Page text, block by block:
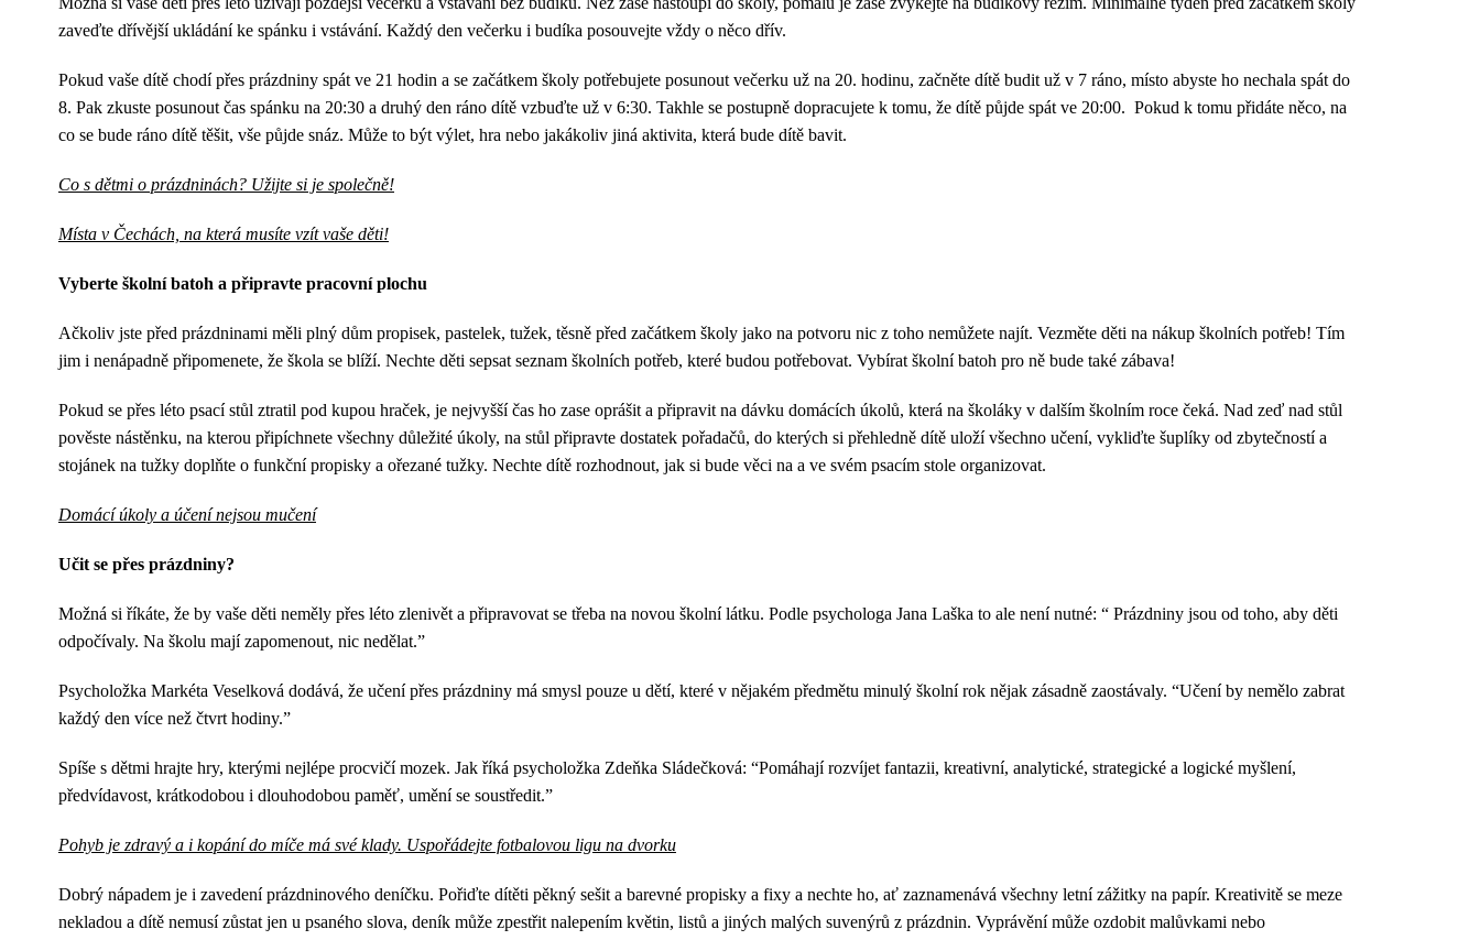
zaveďte dřívější ukládání ke spánku i vstávání. Každý den večerku i budíka posouvejte vždy o něco dřív.
Pokud vaše dítě chodí přes prázdniny spát ve 21 hodin a se začátkem školy potřebujete posunout večerku už na 20. hodinu, začněte dítě budit už v 7 ráno, místo abyste ho nechala spát do
8. Pak zkuste posunout čas spánku na 20:30 a druhý den ráno dítě vzbuďte už v 6:30. Takhle se postupně dopracujete k tomu, že dítě půjde spát ve 20:00. Pokud k tomu přidáte něco, na
co se bude ráno dítě těšit, vše půjde snáz. Může to být výlet, hra nebo jakákoliv jiná aktivita, která bude dítě bavit.
Co s dětmi o prázdninách? Užijte si je společně!
Místa v Čechách, na která musíte vzít vaše děti!
Vyberte školní batoh a připravte pracovní plochu
Ačkoliv jste před prázdninami měli plný dům propisek, pastelek, tužek, těsně před začátkem školy jako na potvoru nic z toho nemůžete najít. Vezměte děti na nákup školních potřeb! Tím
jim i nenápadně připomenete, že škola se blíží. Nechte děti sepsat seznam školních potřeb, které budou potřebovat. Vybírat školní batoh pro ně bude také zábava!
Pokud se přes léto psací stůl ztratil pod kupou hraček, je nejvyšší čas ho zase oprášit a připravit na dávku domácích úkolů, která na školáky v dalším školním roce čeká. Nad zeď nad stůl
pověste nástěnku, na kterou připíchnete všechny důležité úkoly, na stůl připravte dostatek pořadačů, do kterých si přehledně dítě uloží všechno učení, vykliďte šuplíky od zbytečností a
stojánek na tužky doplňte o funkční propisky a ořezané tužky. Nechte dítě rozhodnout, jak si bude věci na a ve svém psacím stole organizovat.
Domácí úkoly a účení nejsou mučení
Učit se přes prázdniny?
Možná si říkáte, že by vaše děti neměly přes léto zlenivět a připravovat se třeba na novou školní látku. Podle psychologa Jana Laška to ale není nutné: “ Prázdniny jsou od toho, aby děti
odpočívaly. Na školu mají zapomenout, nic nedělat.”
Psycholožka Markéta Veselková dodává, že učení přes prázdniny má smysl pouze u dětí, které v nějakém předmětu minulý školní rok nějak zásadně zaostávaly. “Učení by nemělo zabrat
každý den více než čtvrt hodiny.”
Spíše s dětmi hrajte hry, kterými nejlépe procvičí mozek. Jak říká psycholožka Zdeňka Sládečková: “Pomáhají rozvíjet fantazii, kreativní, analytické, strategické a logické myšlení,
předvídavost, krátkodobou i dlouhodobou paměť, umění se soustředit.”
Pohyb je zdravý a i kopání do míče má své klady. Uspořádejte fotbalovou ligu na dvorku
Dobrý nápadem je i zavedení prázdninového deníčku. Pořiďte dítěti pěkný sešit a barevné propisky a fixy a nechte ho, ať zaznamenává všechny letní zážitky na papír. Kreativitě se meze
nekladou a dítě nemusí zůstat jen u psaného slova, deník může zpestřit nalepením květin, listů a jiných malých suvenýrů z prázdnin. Vyprávění může ozdobit malůvkami nebo